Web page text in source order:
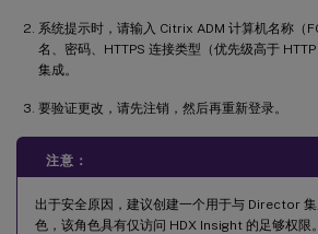
系统提示时，请输入 Citrix ADM 计算机名称（
名、密码、HTTPS 连接类型（优先级高于
集成。
要验证更改，请先注销，然后再重新登录。
注意：
出于安全原因，建议创建一个用于与 Director 集
色，该角色具有仅访问 HDX Insight 的足够权限。